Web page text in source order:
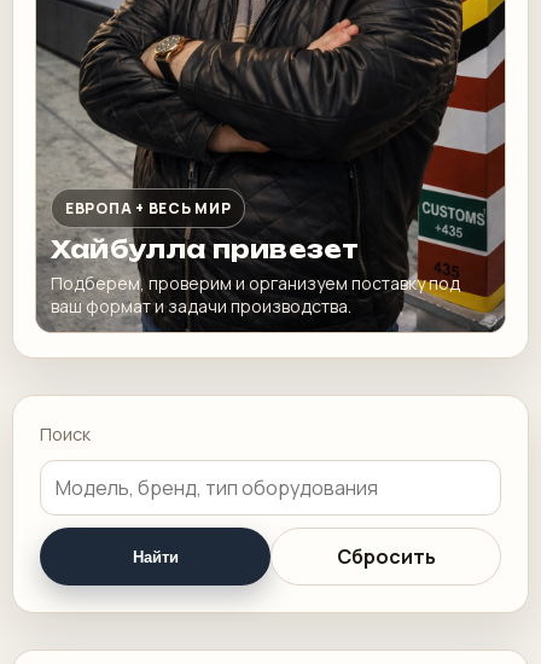
ЕВРОПА + ВЕСЬ МИР
Хайбулла привезет
Подберем, проверим и организуем поставку под
ваш формат и задачи производства.
Поиск
Найти Сбросить